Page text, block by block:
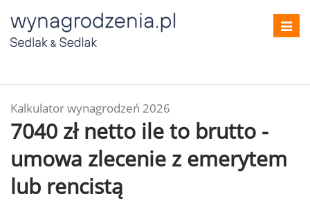
Kalkulator wynagrodzeń 2026
7040 zł netto ile to brutto -
umowa zlecenie z emerytem
lub rencistą